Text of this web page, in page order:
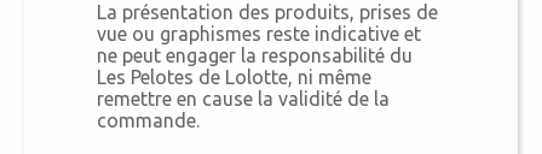
La présentation des produits, prises de
vue ou graphismes reste indicative et
ne peut engager la responsabilité du
Les Pelotes de Lolotte, ni même
remettre en cause la validité de la
commande.